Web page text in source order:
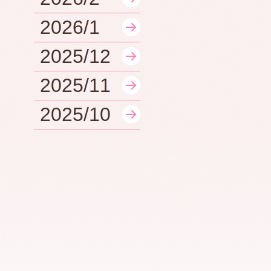
2026/1
2025/12
2025/11
2025/10